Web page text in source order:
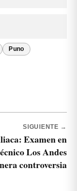
Puno
SIGUIENTE →
Examen en
Los Andes
controversia